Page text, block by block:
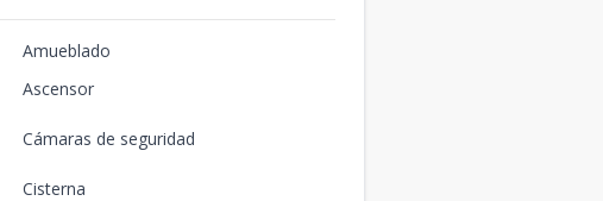
Amueblado
Ascensor
Cámaras de seguridad
Cisterna